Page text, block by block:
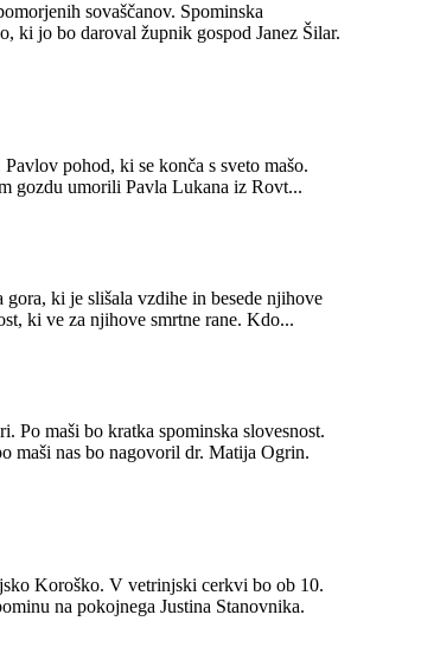
sovaščanov. Spominska
ki jo bo daroval župnik gospod Janez Šilar.
pohod, ki se konča s sveto mašo.
gozdu umorili Pavla Lukana iz Rovt...
ki je slišala vzdihe in besede njihove
skrajne stiske; strašna gora, ki je vzela vase njihov mrtvaški pot, ki pozna njihovo poslednjo zapuščenost, ki ve za njihove smrtne rane. Kdo...
Po maši bo kratka spominska slovesnost.
Koroško. V vetrinjski cerkvi bo ob 10.
na pokojnega Justina Stanovnika.